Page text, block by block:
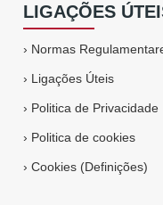
LIGAÇÕES
› Normas
› Ligações Úteis
› Politica de Privacidade
› Politica de cookies
›Cookies (Definições)